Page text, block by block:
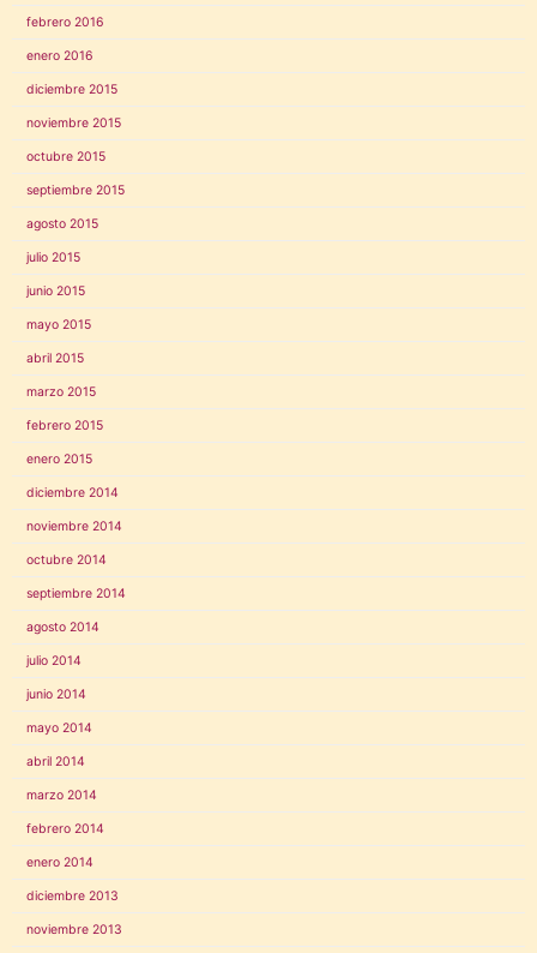
febrero 2016
enero 2016
diciembre 2015
noviembre 2015
octubre 2015
septiembre 2015
agosto 2015
julio 2015
junio 2015
mayo 2015
abril 2015
marzo 2015
febrero 2015
enero 2015
diciembre 2014
noviembre 2014
octubre 2014
septiembre 2014
agosto 2014
julio 2014
junio 2014
mayo 2014
abril 2014
marzo 2014
febrero 2014
enero 2014
diciembre 2013
noviembre 2013